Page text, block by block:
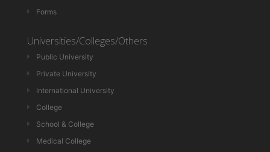
Forms
Universities/Colleges/Others
Public University
Private University
International University
College
School & College
Medical College